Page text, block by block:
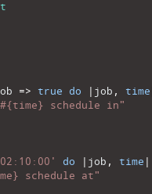
=> true do job , time
schedule in"
do job , time
schedule at"